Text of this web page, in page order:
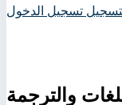
تسجيل الدخول
والترجمة